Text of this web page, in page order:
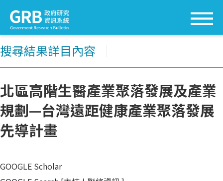
搜尋結果詳目內容
北區高階生醫產業聚落發展及產業
規劃—台灣遠距健康產業聚落發展
先導計畫
GOOGLE Scholar